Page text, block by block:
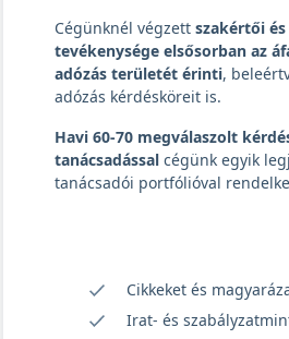
Cégünknél végzett szakértői
tevékenysége elsősorban az
adózás területét érinti,
adózás kérdésköreit is.
Havi 60-70 megválaszolt
tanácsadással cégünk egyik
tanácsadói portfólióval
Cikkeket és
Irat- és